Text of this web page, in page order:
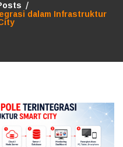
dalam Infrastruktur